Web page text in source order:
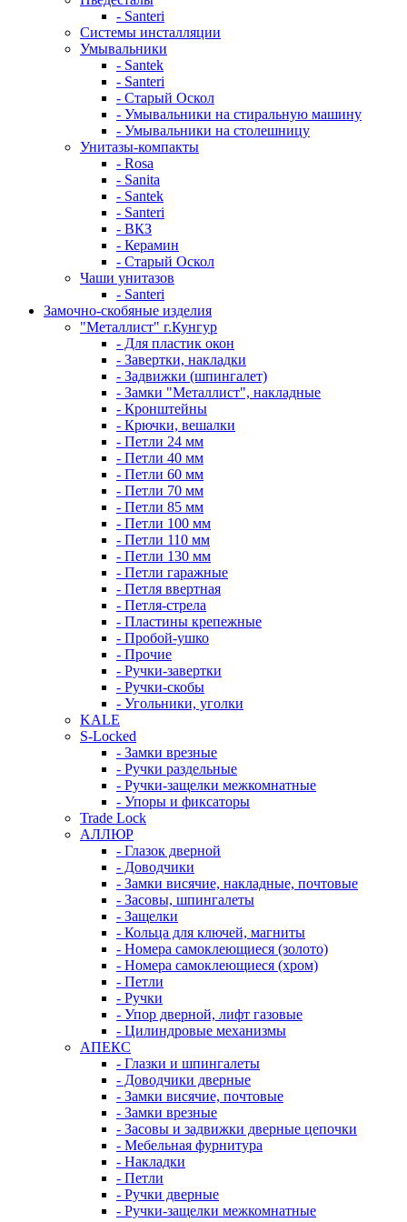
- Santeri
Системы инсталляции
Умывальники
- Santek
- Santeri
- Старый Оскол
- Умывальники на стиральную машину
- Умывальники на столешницу
Унитазы-компакты
- Rosa
- Sanita
- Santek
- Santeri
- ВКЗ
- Керамин
- Старый Оскол
Чаши унитазов
- Santeri
Замочно-скобяные изделия
"Металлист" г.Кунгур
- Для пластик окон
- Завертки, накладки
- Задвижки (шпингалет)
- Замки "Металлист", накладные
- Кронштейны
- Крючки, вешалки
- Петли 24 мм
- Петли 40 мм
- Петли 60 мм
- Петли 70 мм
- Петли 85 мм
- Петли 100 мм
- Петли 110 мм
- Петли 130 мм
- Петли гаражные
- Петля ввертная
- Петля-стрела
- Пластины крепежные
- Пробой-ушко
- Прочие
- Ручки-завертки
- Ручки-скобы
- Угольники, уголки
KALE
S-Locked
- Замки врезные
- Ручки раздельные
- Ручки-защелки межкомнатные
- Упоры и фиксаторы
Trade Lock
АЛЛЮР
- Глазок дверной
- Доводчики
- Замки висячие, накладные, почтовые
- Засовы, шпингалеты
- Защелки
- Кольца для ключей, магниты
- Номера самоклеющиеся (золото)
- Номера самоклеющиеся (хром)
- Петли
- Ручки
- Упор дверной, лифт газовые
- Цилиндровые механизмы
АПЕКС
- Глазки и шпингалеты
- Доводчики дверные
- Замки висячие, почтовые
- Замки врезные
- Засовы и задвижки дверные цепочки
- Мебельная фурнитура
- Накладки
- Петли
- Ручки дверные
- Ручки-защелки межкомнатные